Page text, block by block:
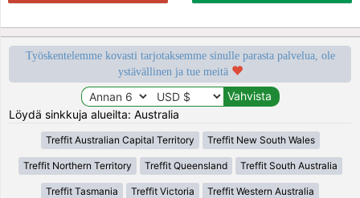
Työskentelemme kovasti tarjotaksemme sinulle parasta palvelua, ole
ystävällinen ja tue meitä
Löydä sinkkuja alueilta: Australia
Treffit Australian Capital Territory Treffit New South Wales
Treffit Northern Territory Treffit Queensland Treffit South Australia
Treffit Tasmania Treffit Victoria Treffit Western Australia